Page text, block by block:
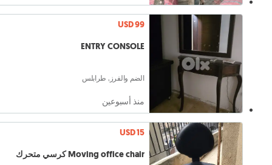
USD 99
ENTRY CONSOLE
الضم والفرز, طرابلس
منذ أسبوعين
USD 15
Moving office chair كرسي متحرك